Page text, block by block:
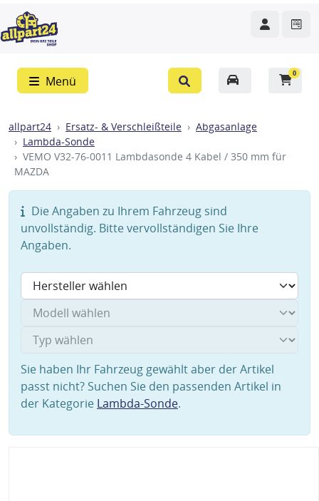
Menü
0
allpart24 Ersatz- & Verschleißteile
Abgasanlage
Lambda-Sonde
VEMO V32-76-0011 Lambdasonde 4 Kabel / 350 mm für
MAZDA
Die Angaben zu Ihrem Fahrzeug sind
unvollständig. Bitte vervollständigen Sie Ihre
Angaben.
Sie haben Ihr Fahrzeug gewählt aber der Artikel
passt nicht? Suchen Sie den passenden Artikel in
der Kategorie Lambda-Sonde.